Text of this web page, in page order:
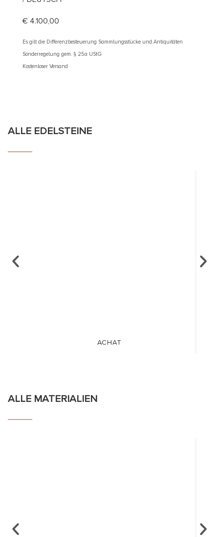
€ 4.100,00
Es gilt die Differenzbesteuerung Sammlungsstücke und Antiquitäten
Sonderregelung gem. § 25a UStG
Kostenloser Versand
ALLE EDELSTEINE
ACHAT
ALLE MATERIALIEN